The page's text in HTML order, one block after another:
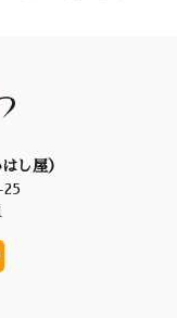
し屋）
25